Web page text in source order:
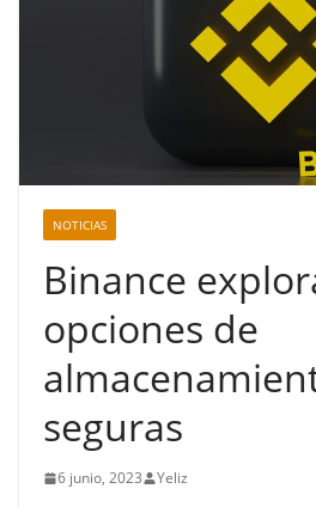
NOTICIAS
Binance
opciones de
seguras
6 junio, 2023 Yeliz